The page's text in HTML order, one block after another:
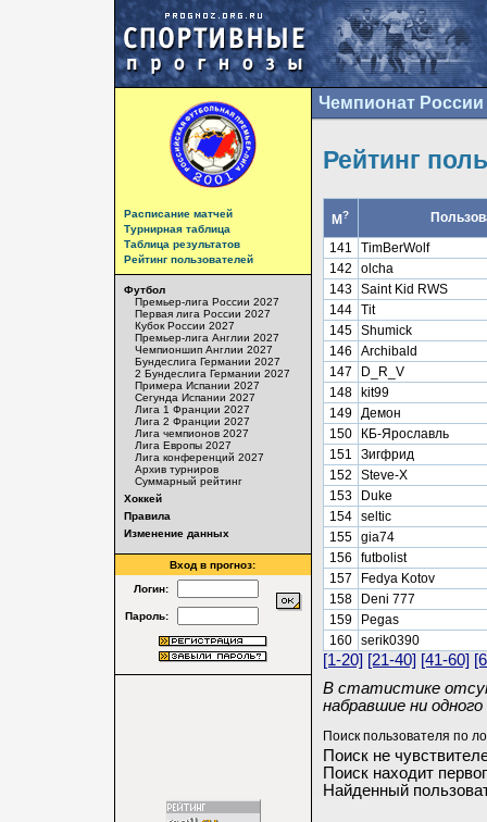
Расписание матчей
Турнирная таблица
Таблица результатов
Рейтинг пользователей
Футбол
Премьер-лига России 2027
Первая лига России 2027
Кубок России 2027
Премьер-лига Англии 2027
Чемпионшип Англии 2027
Бундеслига Германии 2027
2 Бундеслига Германии 2027
Примера Испании 2027
Сегунда Испании 2027
Лига 1 Франции 2027
Лига 2 Франции 2027
Лига чемпионов 2027
Лига Европы 2027
Лига конференций 2027
Архив турниров
Суммарный рейтинг
Хоккей
Правила
Изменение данных
Вход в прогноз:
Логин:
Пароль:
Чемпионат России
Рейтинг
М?
141
TimBerWolf
142
olcha
143 Saint Kid RWS
144 Tit
145 Shumick
146
Archibald
147
D_R_V
148
kit99
149 Демон
150
КБ-Ярославль
151
Зигфрид
152
Steve-X
153
Duke
154 seltic
155 gia74
156
futbolist
157
Fedya Kotov
158
Deni 777
159
Pegas
160 serik0390
[1-20] [21-40] [41-60]
В статистике
набравшие ни одного
Поиск пользователя по
Поиск не
Поиск находит
Найденный